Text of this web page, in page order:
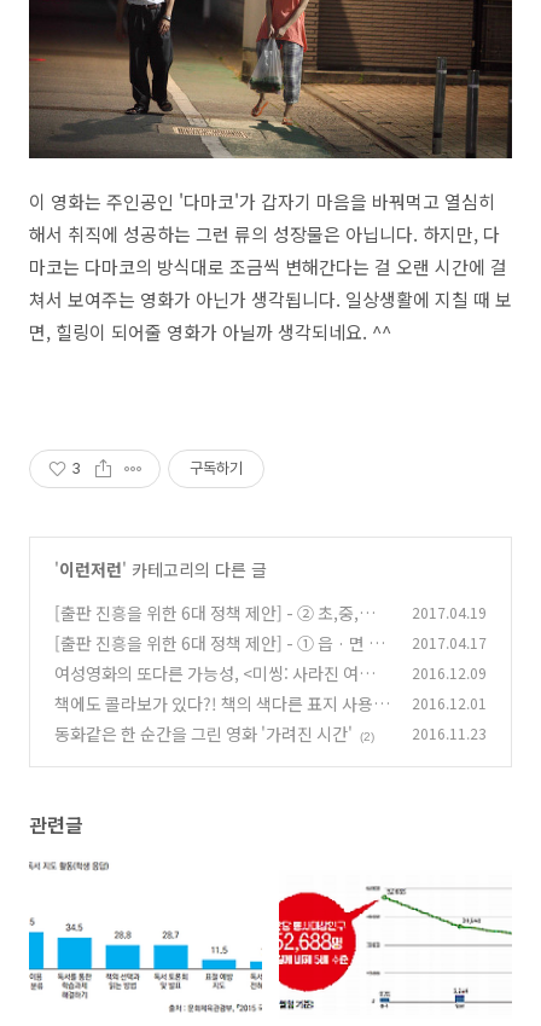
이 영화는 주인공인 '다마코'가 갑자기 마음을 바꿔먹고 열심히
해서 취직에 성공하는 그런 류의 성장물은 아닙니다. 하지만, 다
마코는 다마코의 방식대로 조금씩 변해간다는 걸 오랜 시간에 걸
쳐서 보여주는 영화가 아닌가 생각됩니다. 일상생활에 지칠 때 보
면, 힐링이 되어줄 영화가 아닐까 생각되네요. ^^
3 구독하기
'이런저런' 카테고리의 다른 글
[출판 진흥을 위한 6대 정책 제안] - ② 초,중,고
'독서' 과목 신설 (0)
2017.04.19
[출판 진흥을 위한 6대 정책 제안] - ① 읍 · 면 ·
동마다 공공도서관
(0)
2017.04.17
여성영화의 또다른 가능성, <미씽: 사라진 여자>
(7)
2016.12.09
책에도 콜라보가 있다?! 책의 색다른 표지 사용법
(4)
2016.12.01
동화같은 한 순간을 그린 영화 '가려진 시간' (2) 2016.11.23
관련글